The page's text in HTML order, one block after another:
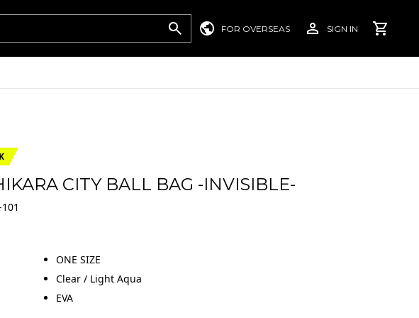
FOR OVERSEAS SIGN IN
CITY BALL BAG -INVISIBLE-
ONE SIZE
Clear / Light Aqua
EVA